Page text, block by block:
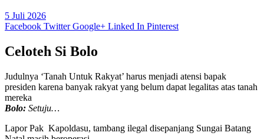
5 Juli 2026
Facebook Twitter Google+ Linked In Pinterest
Celoteh Si Bolo
Judulnya ‘Tanah Untuk Rakyat’ harus menjadi atensi bapak
presiden karena banyak rakyat yang belum dapat legalitas atas tanah
mereka
Bolo: Setuju…
Lapor Pak Kapoldasu, tambang ilegal disepanjang Sungai Batang